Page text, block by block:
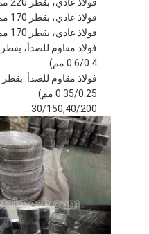
فولاذ عادي، بقطر 170 مم، 30 شبكة (سلك 0.30 مم).
فولاذ عادي، بقطر 170 مم، 40 شبكة (سلك 0.25 مم).
0.6/0.4 مم)
0.35/0.25 مم)
30/150,40/200...